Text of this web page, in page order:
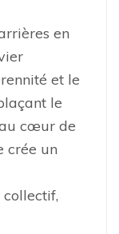
en
et le
le
cœur de
crée un
collectif,